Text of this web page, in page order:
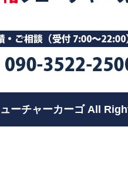
ーチャーカーゴ All